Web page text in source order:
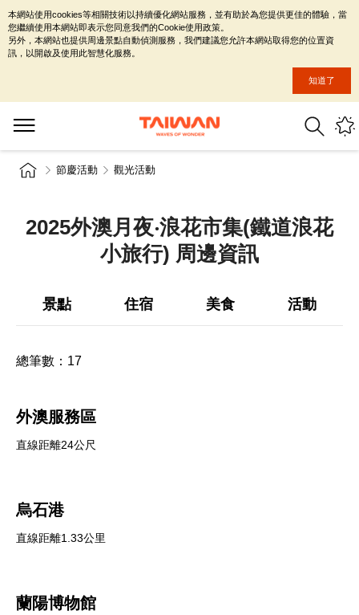
節慶活動 觀光活動
2025外澳月夜‧浪花市集(鐵道浪花
小旅行) 周邊資訊
景點 住宿 美食 活動
總筆數： 17
外澳服務區
直線距離24公尺
烏石港
直線距離1.33公里
蘭陽博物館
本網站使用cookies等相關技術以持續優化網站服務，並有助於為您提供更佳的體驗，當
您繼續使用本網站即表示您同意我們的Cookie使用政策。
另外，本網站也提供周邊景點自動偵測服務，我們建議您允許本網站取得您的位置資
訊，以開啟及使用此智慧化服務。
知道了